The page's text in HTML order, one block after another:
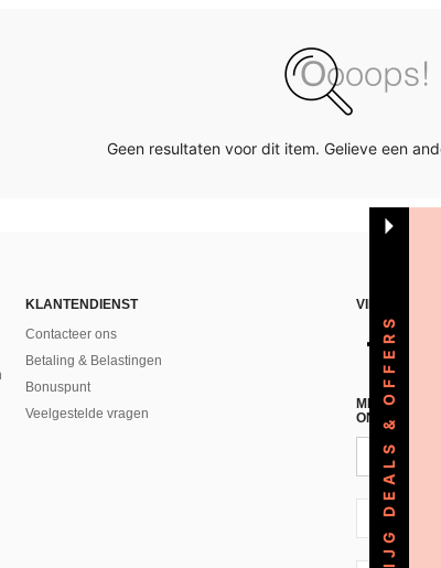
Geen resultaten voor dit item. Gelieve een
KLANTENDIENST
Contacteer ons
Betaling & Belastingen
Bonuspunt
Veelgestelde vragen
VIND ONS
MELD JE A
NL + 31
KRIJG DEALS & OFFERS